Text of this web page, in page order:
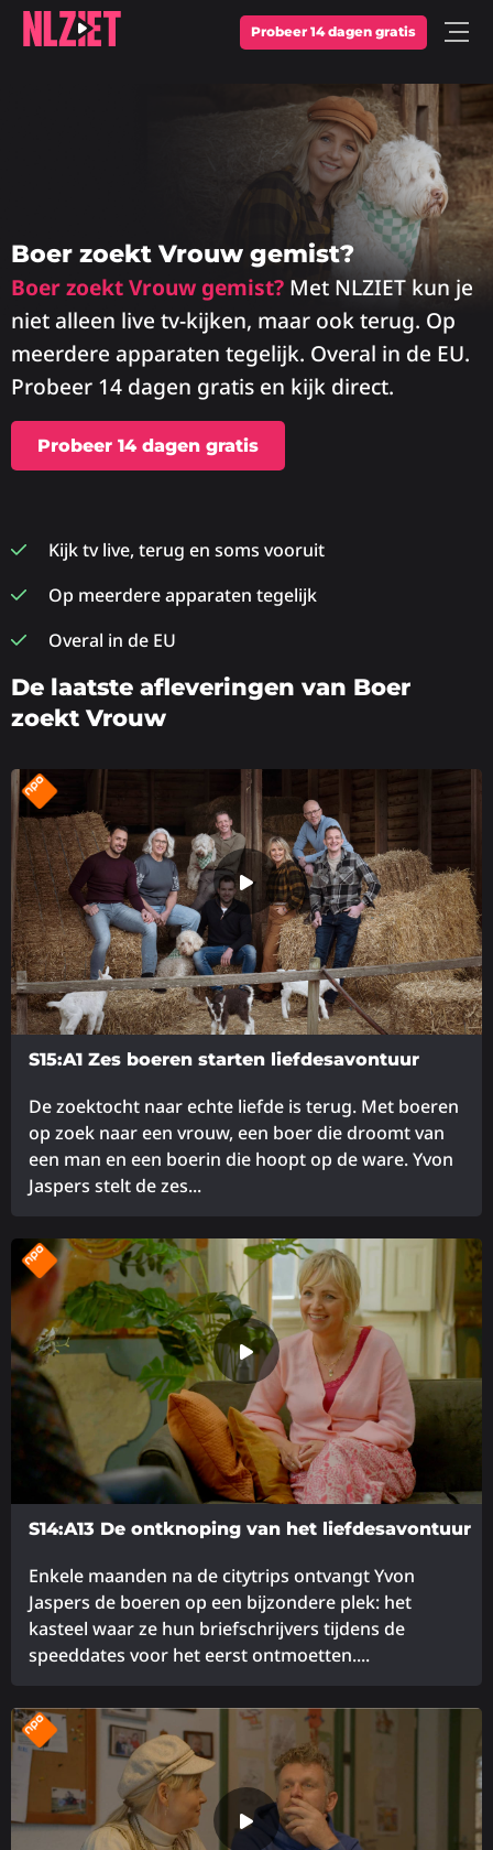
Probeer 14 dagen gratis Open
Boer zoekt Vrouw gemist?
Boer zoekt Vrouw gemist? Met NLZIET kun je
niet alleen live tv-kijken, maar ook terug. Op
meerdere apparaten tegelijk. Overal in de EU.
Probeer 14 dagen gratis en kijk direct.
Probeer 14 dagen gratis
Kijk tv live, terug en soms vooruit
Op meerdere apparaten tegelijk
Overal in de EU
De laatste afleveringen van Boer
zoekt Vrouw
S15:A1 Zes boeren starten liefdesavontuur
De zoektocht naar echte liefde is terug. Met boeren
op zoek naar een vrouw, een boer die droomt van
een man en een boerin die hoopt op de ware. Yvon
Jaspers stelt de zes...
meer
over
S14:A13 De ontknoping van het liefdesavontuur
Enkele maanden na de citytrips ontvangt Yvon
Jaspers de boeren op een bijzondere plek: het
kasteel waar ze hun briefschrijvers tijdens de
speeddates voor het eerst ontmoetten....
meer
over